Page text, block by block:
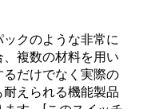
ックのような非常に
複数の材料を用い
だけでなく実際の
えられる機能製品